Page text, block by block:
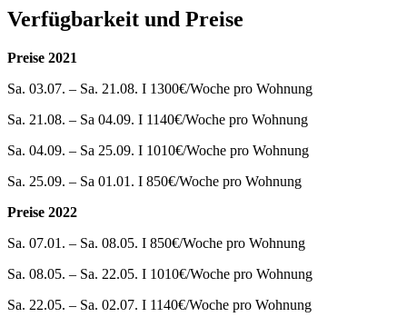
Verfügbarkeit und Preise
Preise 2021
Sa. 03.07. – Sa. 21.08. I 1300€/Woche pro Wohnung
Sa. 21.08. – Sa 04.09. I 1140€/Woche pro Wohnung
Sa. 04.09. – Sa 25.09. I 1010€/Woche pro Wohnung
Sa. 25.09. – Sa 01.01. I 850€/Woche pro Wohnung
Preise 2022
Sa. 07.01. – Sa. 08.05. I 850€/Woche pro Wohnung
Sa. 08.05. – Sa. 22.05. I 1010€/Woche pro Wohnung
Sa. 22.05. – Sa. 02.07. I 1140€/Woche pro Wohnung